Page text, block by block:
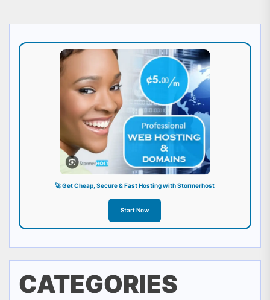
🚀 Get Cheap, Secure & Fast Hosting with Stormerhost
Start Now
CATEGORIES